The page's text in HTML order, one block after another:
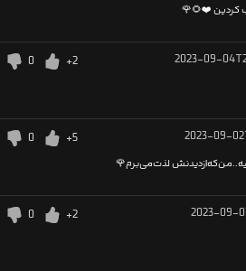
کردین ❤️🌻🌹
2023-09-
+2
0
2023-09-
+5
0
لذت‌می‌برم🌹
2023-09-
+2
0